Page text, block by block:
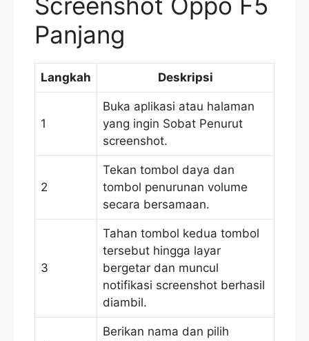
Panjang
Langkah Deskripsi
1
Buka aplikasi atau halaman
yang ingin Sobat Penurut
screenshot.
2
Tekan tombol daya dan
tombol penurunan volume
secara bersamaan.
3
Tahan tombol kedua tombol
tersebut hingga layar
bergetar dan muncul
notifikasi screenshot berhasil
diambil.
Berikan nama dan pilih